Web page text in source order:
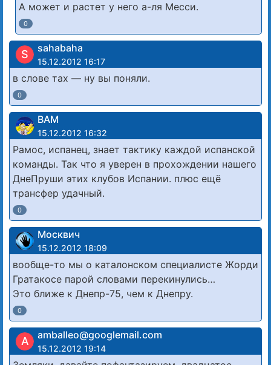
А может и растет у него а-ля Месси.
0
S sahabaha
15.12.2012 16:17
в слове тах — ну вы поняли.
0
ВАМ
15.12.2012 16:32
Рамос, испанец, знает тактику каждой испанской
команды. Так что я уверен в прохождении нашего
ДнеПруши этих клубов Испании. плюс ещё
трансфер удачный.
0
Москвич
15.12.2012 18:09
вообще-то мы о каталонском специалисте Жорди
Гратакосе парой словами перекинулись…
Это ближе к Днепр-75, чем к Днепру.
0
A amballeo@googlemail.com
15.12.2012 19:14